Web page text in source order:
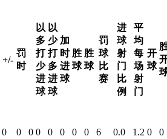
+/-
罚
时
以
多
打
少
进
球
以
少
打
多
进
球
加
时
进
球
胜
球
胜
球
罚
球
比
赛
进
球
射
门
比
例
平
均
每
场
射
门
开
球
0 0 0 0 0 0 0 0 6 0.0 1.2 0
0